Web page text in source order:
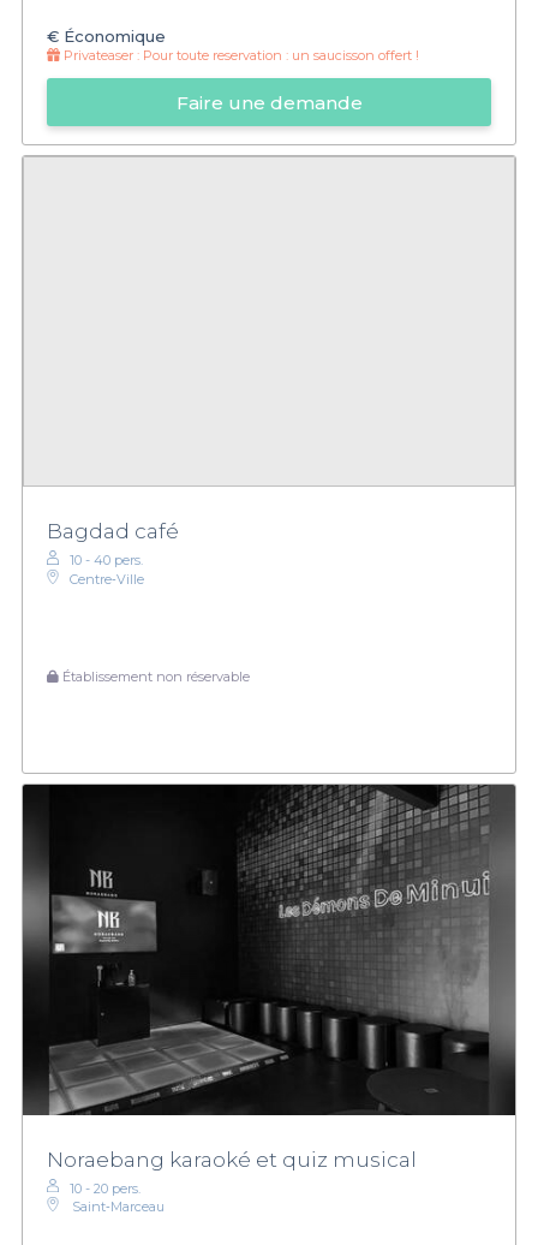
€ Économique
Privateaser : Pour toute reservation : un saucisson offert !
Faire une demande
Bagdad café
10 - 40 pers.
Centre‑Ville
Établissement non réservable
Noraebang karaoké et quiz musical
10 - 20 pers.
Saint‑Marceau